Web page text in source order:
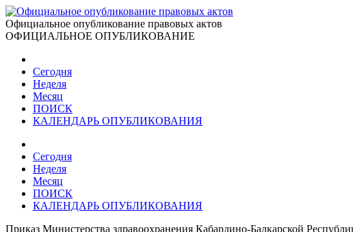
Официальное опубликование правовых актов
ОФИЦИАЛЬНОЕ ОПУБЛИКОВАНИЕ
Сегодня
Неделя
Месяц
ПОИСК
КАЛЕНДАРЬ ОПУБЛИКОВАНИЯ
Сегодня
Неделя
Месяц
ПОИСК
КАЛЕНДАРЬ ОПУБЛИКОВАНИЯ
Приказ Министерства здравоохранения Кабардино-Балкарской